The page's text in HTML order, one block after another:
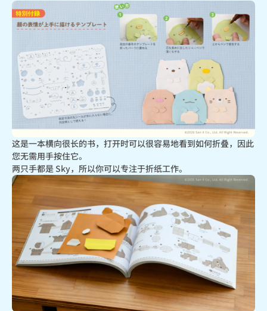
这是一本横向很长的书，打开时可以很容易地看到如何折叠，因此
您无需用手按住它。
两只手都是 Sky，所以你可以专注于折纸工作。